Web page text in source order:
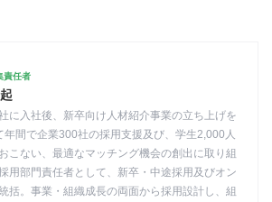
責任者
に入社後、新卒向け人材紹介事業の立ち上げを
年間で企業300社の採用支援及び、学生2,000人
こない、最適なマッチング機会の創出に取り組
用部門責任者として、新卒・中途採用及びオン
括。事業・組織成長の両面から採用設計し、組